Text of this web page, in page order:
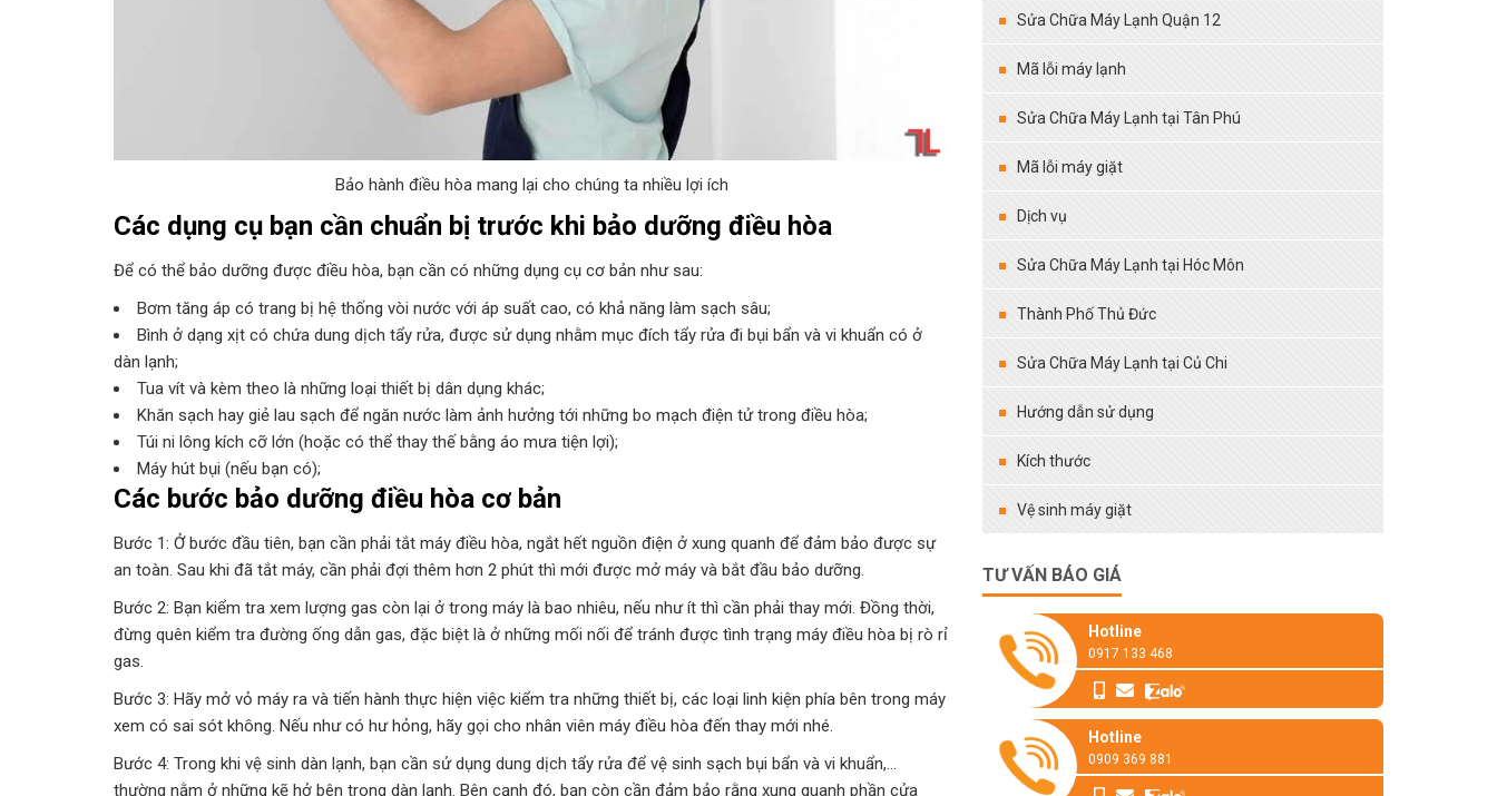
Bảo hành điều hòa mang lại cho chúng ta nhiều lợi ích
Các dụng cụ bạn cần chuẩn bị trước khi bảo dưỡng điều hòa
Để có thể bảo dưỡng được điều hòa, bạn cần có những dụng cụ cơ bản như sau:
Bơm tăng áp có trang bị hệ thống vòi nước với áp suất cao, có khả năng làm sạch sâu;
Bình ở dạng xịt có chứa dung dịch tẩy rửa, được sử dụng nhằm mục đích tẩy rửa đi bụi bẩn và vi khuẩn có ở
dàn lạnh;
Tua vít và kèm theo là những loại thiết bị dân dụng khác;
Khăn sạch hay giẻ lau sạch để ngăn nước làm ảnh hưởng tới những bo mạch điện tử trong điều hòa;
Túi ni lông kích cỡ lớn (hoặc có thể thay thế bằng áo mưa tiện lợi);
Máy hút bụi (nếu bạn có);
Các bước bảo dưỡng điều hòa cơ bản
Bước 1: Ở bước đầu tiên, bạn cần phải tắt máy điều hòa, ngắt hết nguồn điện ở xung quanh để đảm bảo được sự
an toàn. Sau khi đã tắt máy, cần phải đợi thêm hơn 2 phút thì mới được mở máy và bắt đầu bảo dưỡng.
Bước 2: Bạn kiểm tra xem lượng gas còn lại ở trong máy là bao nhiêu, nếu như ít thì cần phải thay mới. Đồng thời,
đừng quên kiểm tra đường ống dẫn gas, đặc biệt là ở những mối nối để tránh được tình trạng máy điều hòa bị rò rỉ
gas.
Bước 3: Hãy mở vỏ máy ra và tiến hành thực hiện việc kiểm tra những thiết bị, các loại linh kiện phía bên trong máy
xem có sai sót không. Nếu như có hư hỏng, hãy gọi cho nhân viên máy điều hòa đến thay mới nhé.
Bước 4: Trong khi vệ sinh dàn lạnh, bạn cần sử dụng dung dịch tẩy rửa để vệ sinh sạch bụi bẩn và vi khuẩn,…
thường nằm ở những kẽ hở bên trong dàn lạnh. Bên cạnh đó, bạn còn cần đảm bảo rằng xung quanh phần cửa
Sửa Chữa Máy Lạnh Quận 12
Mã lỗi máy lạnh
Sửa Chữa Máy Lạnh tại Tân Phú
Mã lỗi máy giặt
Dịch vụ
Sửa Chữa Máy Lạnh tại Hóc Môn
Thành Phố Thủ Đức
Sửa Chữa Máy Lạnh tại Củ Chi
Hướng dẫn sử dụng
Kích thước
Vệ sinh máy giặt
TƯ VẤN BÁO GIÁ
Hotline
0917 133 468
Hotline
0909 369 881